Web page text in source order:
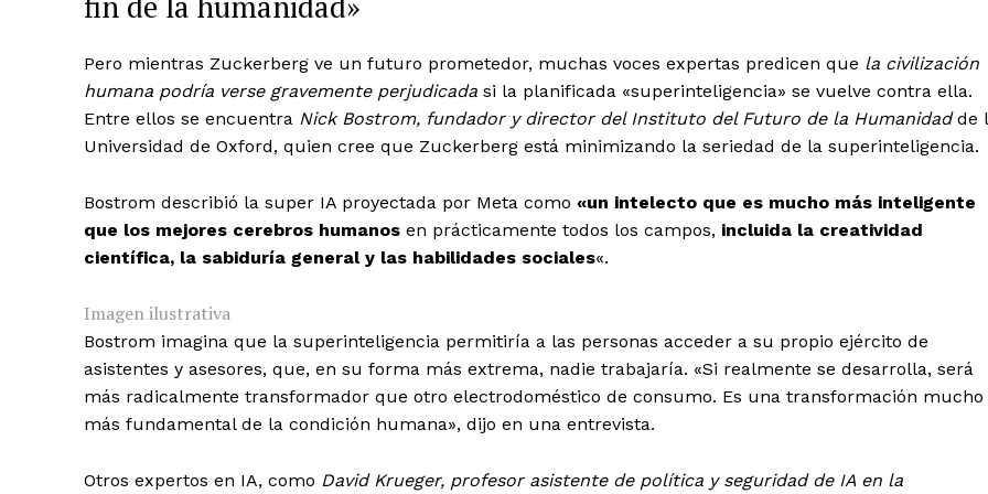
Pero mientras Zuckerberg ve un futuro prometedor, muchas voces expertas predicen que la civilización
humana podría verse gravemente perjudicada si la planificada «superinteligencia» se vuelve contra ella.
Entre ellos se encuentra Nick Bostrom, fundador y director del Instituto del Futuro de la Humanidadde
Universidad de Oxford, quien cree que Zuckerberg está minimizando la seriedad de la superinteligencia.
Bostrom describió la super IA proyectada por Meta como «un intelecto que es mucho más inteligente
que los mejores cerebros humanos en prácticamente todos los campos, incluida la creatividad
científica, la sabiduría general y las habilidades sociales«.
Imagen ilustrativa
Bostrom imagina que la superinteligencia permitiría a las personas acceder a su propio ejército de
asistentes y asesores, que, en su forma más extrema, nadie trabajaría. «Si realmente se desarrolla, será
más radicalmente transformador que otro electrodoméstico de consumo. Es una transformación mucho
más fundamental de la condición humana», dijo en una entrevista.
Otros expertos en IA, como David Krueger, profesor asistente de política y seguridad de IA en la